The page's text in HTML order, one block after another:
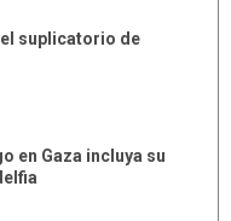
suplicatorio de
en Gaza incluya su